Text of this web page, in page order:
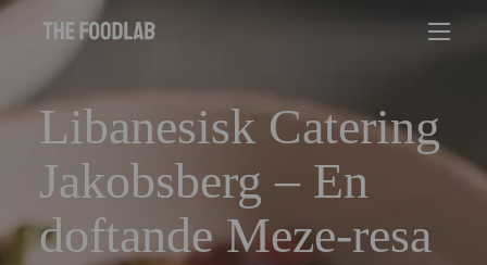
Libanesisk Catering
Jakobsberg – En
doftande Meze-resa